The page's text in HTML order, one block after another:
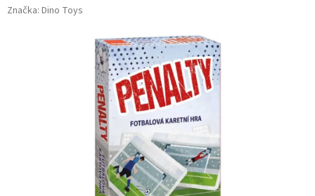
Značka: Dino Toys